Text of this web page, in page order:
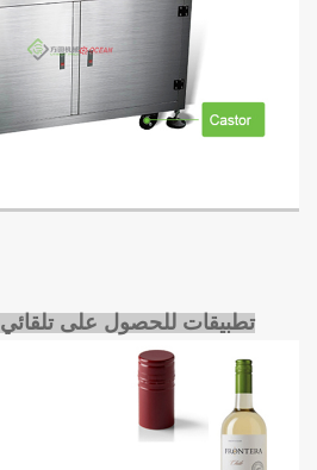
تطبيقات للحصول على تلقائي